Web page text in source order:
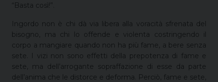
“Basta così!”.
Ingordo non è chi dà via libera alla voracità sfrenata del
bisogno, ma chi lo offende e violenta costringendo il
corpo a mangiare quando non ha più fame, a bere senza
sete. I vizi non sono effetti della prepotenza di fame e
sete, ma dell’arrogante sopraffazione di esse da parte
dell’anima che le distorce e deforma. Perciò, fame e sete,